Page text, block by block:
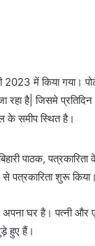
2023 में किया गया।
रहा है| जिसमे
के समीप स्थित है।
पाठक,
पत्रकारिता शुरू
अपना घर है। पत्नी
हुए हैं।